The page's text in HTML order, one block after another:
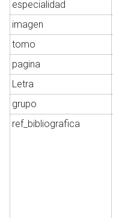
especialidad
imagen
tomo
pagina
Letra
grupo
ref_bibliografica